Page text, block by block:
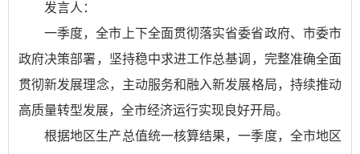
发言人：
一季度，全市上下全面贯彻落实省委省政府、市委市
政府决策部署，坚持稳中求进工作总基调，完整准确全面
贯彻新发展理念，主动服务和融入新发展格局，持续推动
高质量转型发展，全市经济运行实现良好开局。
根据地区生产总值统一核算结果，一季度，全市地区